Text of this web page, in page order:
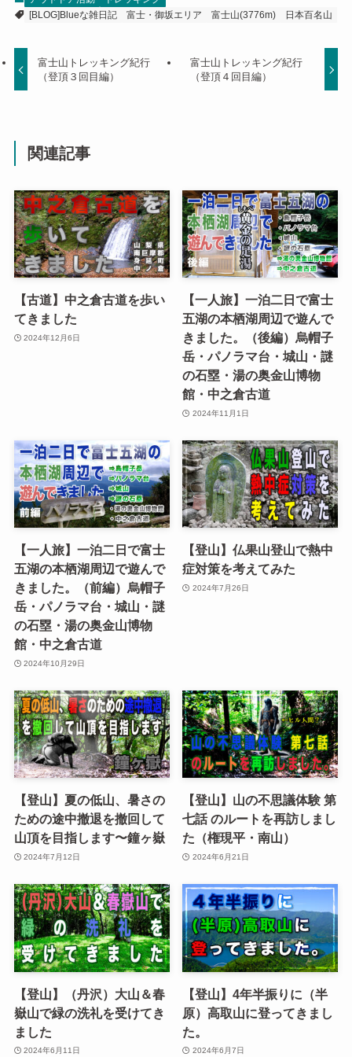
[BLOG]Blueな雑日記
富士・御坂エリア 富士山(3776m) 日本百名山
富士山トレッキング紀行
（登頂３回目編）
富士山トレッキング紀行
（登頂４回目編）
関連記事
【古道】中之倉古道を歩い
てきました
2024年12月6日
【一人旅】一泊二日で富士
五湖の本栖湖周辺で遊んで
きました。（後編）烏帽子
岳・パノラマ台・城山・謎
の石塁・湯の奥金山博物
館・中之倉古道
2024年11月1日
【一人旅】一泊二日で富士
五湖の本栖湖周辺で遊んで
きました。（前編）烏帽子
岳・パノラマ台・城山・謎
の石塁・湯の奥金山博物
館・中之倉古道
2024年10月29日
【登山】仏果山登山で熱中
症対策を考えてみた
2024年7月26日
【登山】夏の低山、暑さの
ための途中撤退を撤回して
山頂を目指します〜鐘ヶ嶽
2024年7月12日
【登山】山の不思議体験 第
七話 のルートを再訪しまし
た（権現平・南山）
2024年6月21日
【登山】（丹沢）大山＆春
嶽山で緑の洗礼を受けてき
ました
2024年6月11日
【登山】4年半振りに（半
原）高取山に登ってきまし
た。
2024年6月7日